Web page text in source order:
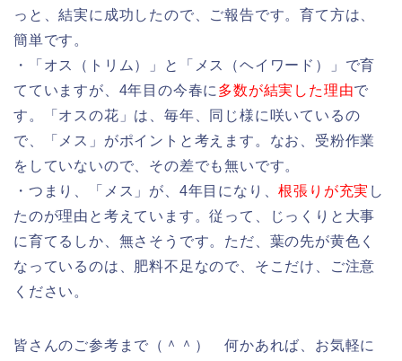
っと、結実に成功したので、ご報告です。育て方は、
簡単です。
・「オス（トリム）」と「メス（ヘイワード）」で育
てていますが、4年目の今春に 多数が結実した理由で
す。「オスの花」は、毎年、同じ様に咲いているの
で、「メス」がポイントと考えます。なお、受粉作業
をしていないので、その差でも無いです。
・つまり、「メス」が、4年目になり、根張りが充実 し
たのが理由と考えています。従って、じっくりと大事
に育てるしか、無さそうです。ただ、葉の先が黄色く
なっているのは、肥料不足なので、そこだけ、ご注意
ください。
皆さんのご参考まで（＾＾） 何かあれば、お気軽に